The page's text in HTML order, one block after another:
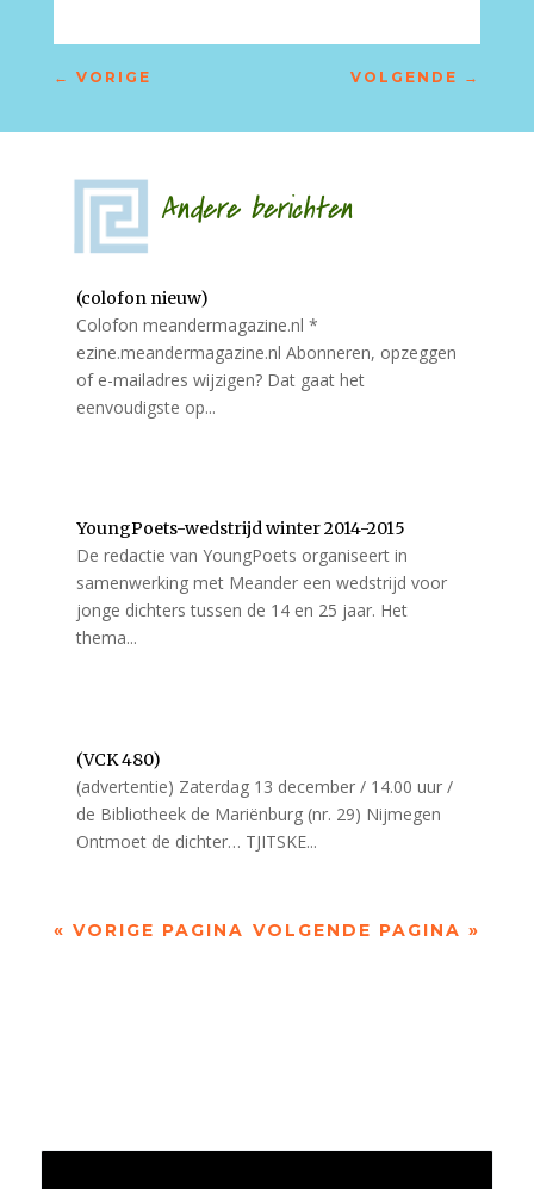
← VORIGE VOLGENDE →
Andere berichten
(colofon nieuw)
Colofon meandermagazine.nl *
ezine.meandermagazine.nl Abonneren, opzeggen
of e-mailadres wijzigen? Dat gaat het
eenvoudigste op...
YoungPoets-wedstrijd winter 2014-2015
De redactie van YoungPoets organiseert in
samenwerking met Meander een wedstrijd voor
jonge dichters tussen de 14 en 25 jaar. Het
thema...
(VCK 480)
(advertentie) Zaterdag 13 december / 14.00 uur /
de Bibliotheek de Mariënburg (nr. 29) Nijmegen
Ontmoet de dichter… TJITSKE...
« VORIGE PAGINA VOLGENDE PAGINA »